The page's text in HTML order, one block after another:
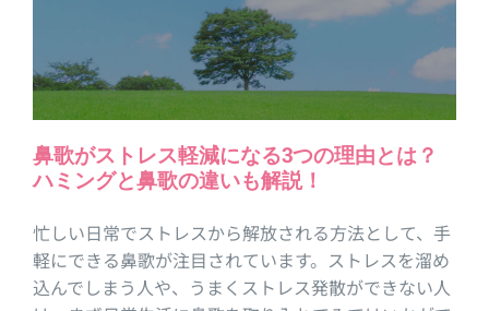
鼻歌がストレス軽減になる3つの理由とは？
ハミングと鼻歌の違いも解説！
忙しい日常でストレスから解放される方法として、手
軽にできる鼻歌が注目されています。ストレスを溜め
込んでしまう人や、うまくストレス発散ができない人